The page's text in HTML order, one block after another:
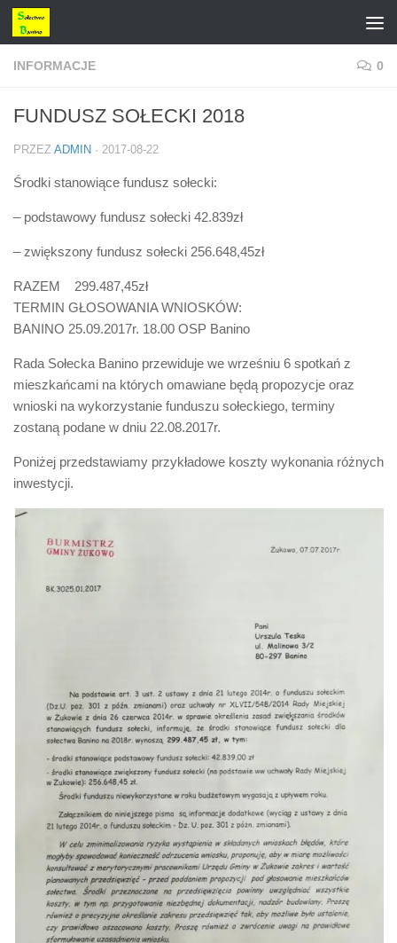
Przejdź do treści
INFORMACJE 0
FUNDUSZ SOŁECKI 2018
PRZEZ ADMIN · 2017-08-22
Środki stanowiące fundusz sołecki:
– podstawowy fundusz sołecki 42.839zł
– zwiększony fundusz sołecki 256.648,45zł
RAZEM 299.487,45zł
TERMIN GŁOSOWANIA WNIOSKÓW:
BANINO 25.09.2017r. 18.00 OSP Banino
Rada Sołecka Banino przewiduje we wrześniu 6 spotkań z
mieszkańcami na których omawiane będą propozycje oraz
wnioski na wykorzystanie funduszu sołeckiego, terminy
zostaną podane w dniu 22.08.2017r.
Poniżej przedstawiamy przykładowe koszty wykonania różnych
inwestycji.